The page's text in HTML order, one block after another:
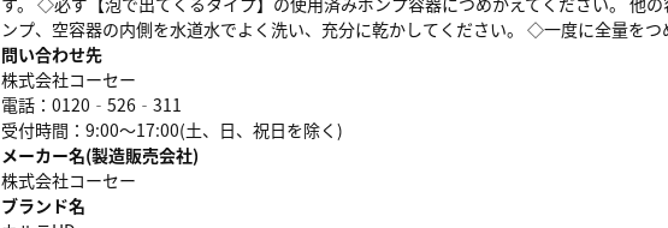
ンプ、空容器の内側を水道水でよく洗い、充分に乾かしてください。 ◇一度に全量をつ
問い合わせ先
株式会社コーセー
電話：0120‐526‐311
受付時間：9:00～17:00(土、日、祝日を除く)
メーカー名(製造販売会社)
株式会社コーセー
ブランド名